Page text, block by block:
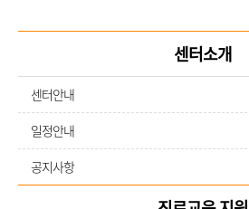
센터소개
센터안내
일정안내
공지사항